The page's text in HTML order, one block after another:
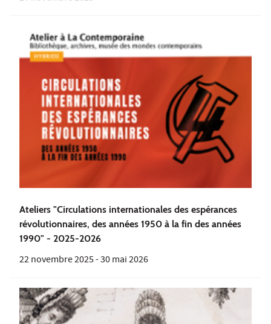
Ateliers "Circulations internationales des espérances
révolutionnaires, des années 1950 à la fin des années
1990" - 2025-2026
22 novembre 2025-30 mai 2026